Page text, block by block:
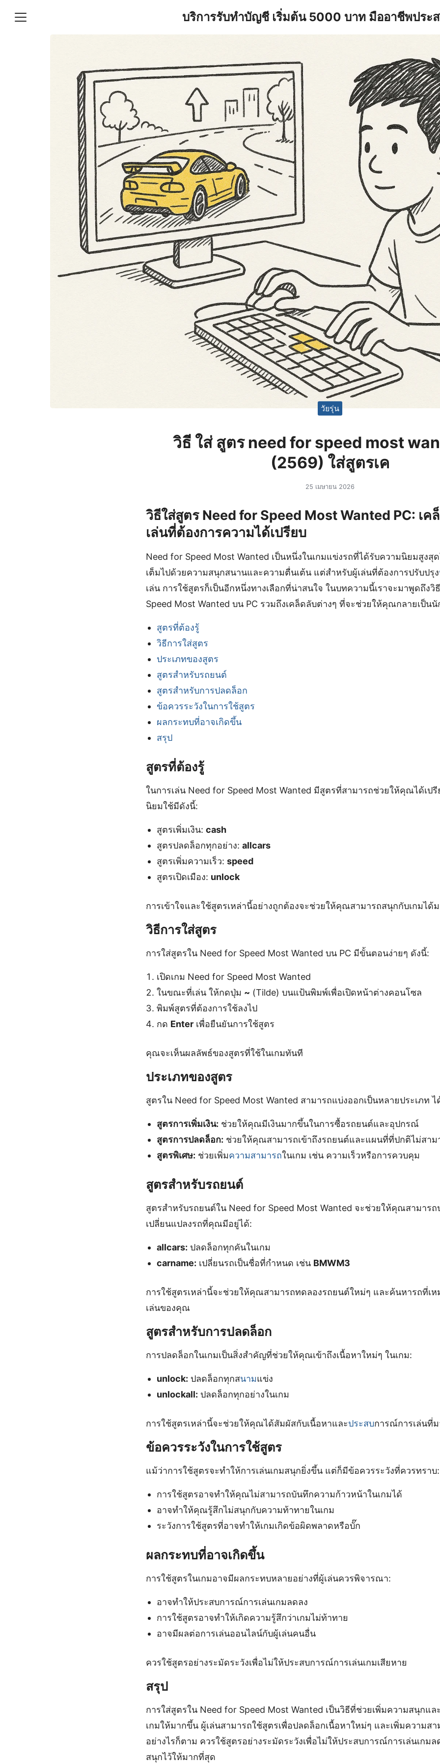
บริการรับทำบัญชี เริ่มต้น 5000 บาท มืออาชีพประ
วัยรุ่น
วิธี ใส่ สูตร need for speed most
(2569) ใส่สูตรเค
25 เมษายน 2026
วิธีใส่สูตร Need for Speed Most Wanted PC: เ
เล่นที่ต้องการความได้เปรียบ
Need for Speed Most Wanted เป็นหนึ่งในเกมแข่งรถที่ได้รับความนิยมสูงสุ
เต็มไปด้วยความสนุกสนานและความตื่นเต้น แต่สำหรับผู้เล่นที่ต้องการปรับปรุง
เล่น การใช้สูตรก็เป็นอีกหนึ่งทางเลือกที่น่าสนใจ ในบทความนี้เราจะมาพูดถึงวิ
Speed Most Wanted บน PC รวมถึงเคล็ดลับต่างๆ ที่จะช่วยให้คุณกลายเป็น
สูตรที่ต้องรู้
วิธีการใส่สูตร
ประเภทของสูตร
สูตรสำหรับรถยนต์
สูตรสำหรับการปลดล็อก
ข้อควรระวังในการใช้สูตร
ผลกระทบที่อาจเกิดขึ้น
สรุป
สูตรที่ต้องรู้
ในการเล่น Need for Speed Most Wanted มีสูตรที่สามารถช่วยให้คุณได้เป
นิยมใช้มีดังนี้:
สูตรเพิ่มเงิน: cash
สูตรปลดล็อกทุกอย่าง: allcars
สูตรเพิ่มความเร็ว: speed
สูตรเปิดเมือง: unlock
การเข้าใจและใช้สูตรเหล่านี้อย่างถูกต้องจะช่วยให้คุณสามารถสนุกกับเกมได้
วิธีการใส่สูตร
การใส่สูตรใน Need for Speed Most Wanted บน PC มีขั้นตอนง่ายๆ ดังนี้:
เปิดเกม Need for Speed Most Wanted
ในขณะที่เล่น ให้กดปุ่ม ~ (Tilde) บนแป้นพิมพ์เพื่อเปิดหน้าต่างคอนโซล
พิมพ์สูตรที่ต้องการใช้ลงไป
กด Enterเพื่อยืนยันการใช้สูตร
คุณจะเห็นผลลัพธ์ของสูตรที่ใช้ในเกมทันที
ประเภทของสูตร
สูตรใน Need for Speed Most Wanted สามารถแบ่งออกเป็นหลายประเภท ไ
สูตรการเพิ่มเงิน: ช่วยให้คุณมีเงินมากขึ้นในการซื้อรถยนต์และอุปกรณ์
สูตรการปลดล็อก: ช่วยให้คุณสามารถเข้าถึงรถยนต์และแผนที่ที่ปกติไม่สาม
สูตรพิเศษ: ช่วยเพิ่มความสามารถในเกม เช่น ความเร็วหรือการควบคุม
สูตรสำหรับรถยนต์
สูตรสำหรับรถยนต์ใน Need for Speed Most Wanted จะช่วยให้คุณสามาร
เปลี่ยนแปลงรถที่คุณมีอยู่ได้:
allcars: ปลดล็อกทุกคันในเกม
carname: เปลี่ยนรถเป็นชื่อที่กำหนด เช่น BMWM3
การใช้สูตรเหล่านี้จะช่วยให้คุณสามารถทดลองรถยนต์ใหม่ๆ และค้นหารถที่เห
เล่นของคุณ
สูตรสำหรับการปลดล็อก
การปลดล็อกในเกมเป็นสิ่งสำคัญที่ช่วยให้คุณเข้าถึงเนื้อหาใหม่ๆ ในเกม:
unlock: ปลดล็อกทุกสนามแข่ง
unlockall: ปลดล็อกทุกอย่างในเกม
การใช้สูตรเหล่านี้จะช่วยให้คุณได้สัมผัสกับเนื้อหาและประสบการณ์การเล่นที่
ข้อควรระวังในการใช้สูตร
แม้ว่าการใช้สูตรจะทำให้การเล่นเกมสนุกยิ่งขึ้น แต่ก็มีข้อควรระวังที่ควรทราบ:
การใช้สูตรอาจทำให้คุณไม่สามารถบันทึกความก้าวหน้าในเกมได้
อาจทำให้คุณรู้สึกไม่สนุกกับความท้าทายในเกม
ระวังการใช้สูตรที่อาจทำให้เกมเกิดข้อผิดพลาดหรือบั๊ก
ผลกระทบที่อาจเกิดขึ้น
การใช้สูตรในเกมอาจมีผลกระทบหลายอย่างที่ผู้เล่นควรพิจารณา:
อาจทำให้ประสบการณ์การเล่นเกมลดลง
การใช้สูตรอาจทำให้เกิดความรู้สึกว่าเกมไม่ท้าทาย
อาจมีผลต่อการเล่นออนไลน์กับผู้เล่นคนอื่น
ควรใช้สูตรอย่างระมัดระวังเพื่อไม่ให้ประสบการณ์การเล่นเกมเสียหาย
สรุป
การใส่สูตรใน Need for Speed Most Wanted เป็นวิธีที่ช่วยเพิ่มความสนุกแ
เกมให้มากขึ้น ผู้เล่นสามารถใช้สูตรเพื่อปลดล็อกเนื้อหาใหม่ๆ และเพิ่มความสา
อย่างไรก็ตาม ควรใช้สูตรอย่างระมัดระวังเพื่อไม่ให้ประสบการณ์การเล่นเกม
สนุกไว้ให้มากที่สุด